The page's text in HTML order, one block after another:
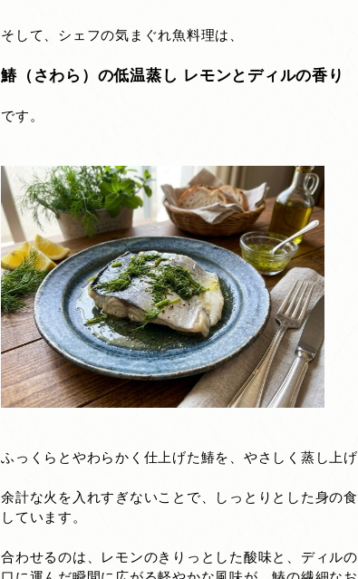
そして、シェフの気まぐれ魚料理は、
鰆（さわら）の低温蒸し レモンとディルの香り
です。
ふっくらとやわらかく仕上げた鰆を、やさしく蒸し上げ
余計な火を入れすぎないことで、しっとりとした身の
しています。
合わせるのは、レモンのきりっとした酸味と、ディルの